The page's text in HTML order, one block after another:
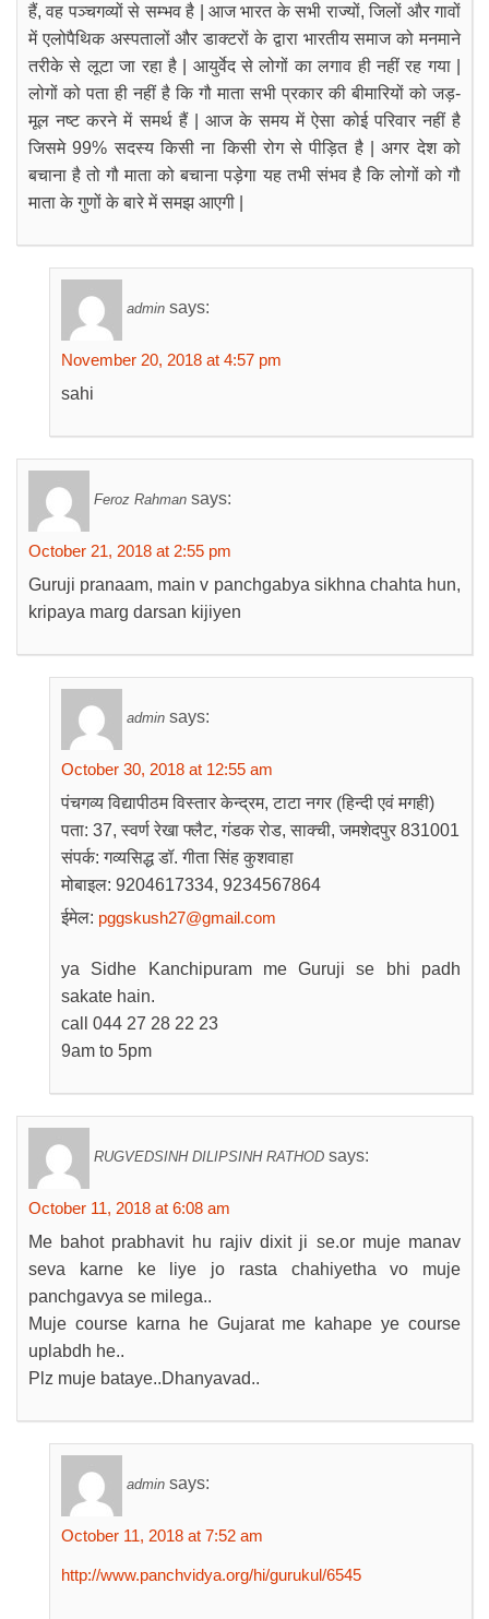
हैं, वह पञ्चगव्यों से सम्भव है | आज भारत के सभी राज्यों, जिलों और गावों
में एलोपैथिक अस्पतालों और डाक्टरों के द्वारा भारतीय समाज को मनमाने
तरीके से लूटा जा रहा है | आयुर्वेद से लोगों का लगाव ही नहीं रह गया |
लोगों को पता ही नहीं है कि गौ माता सभी प्रकार की बीमारियों को जड़-
मूल नष्ट करने में समर्थ हैं | आज के समय में ऐसा कोई परिवार नहीं है
जिसमे 99% सदस्य किसी ना किसी रोग से पीड़ित है | अगर देश को
बचाना है तो गौ माता को बचाना पड़ेगा यह तभी संभव है कि लोगों को गौ
माता के गुणों के बारे में समझ आएगी |
admin says:
November 20, 2018 at 4:57 pm
sahi
Feroz Rahman says:
October 21, 2018 at 2:55 pm
Guruji pranaam, main v panchgabya sikhna chahta hun,
kripaya marg darsan kijiyen
admin says:
October 30, 2018 at 12:55 am
पंचगव्य विद्यापीठम विस्तार केन्द्रम, टाटा नगर (हिन्दी एवं मगही)
पता: 37, स्वर्ण रेखा फ्लैट, गंडक रोड, साक्ची, जमशेदपुर 831001
संपर्क: गव्यसिद्ध डॉ. गीता सिंह कुशवाहा
मोबाइल: 9204617334, 9234567864
ईमेल: pggskush27@gmail.com
ya Sidhe Kanchipuram me Guruji se bhi padh
sakate hain.
call 044 27 28 22 23
9am to 5pm
RUGVEDSINH DILIPSINH RATHOD says:
October 11, 2018 at 6:08 am
Me bahot prabhavit hu rajiv dixit ji se.or muje manav
seva karne ke liye jo rasta chahiyetha vo muje
panchgavya se milega..
Muje course karna he Gujarat me kahape ye course
uplabdh he..
Plz muje bataye..Dhanyavad..
admin says:
October 11, 2018 at 7:52 am
http://www.panchvidya.org/hi/gurukul/6545